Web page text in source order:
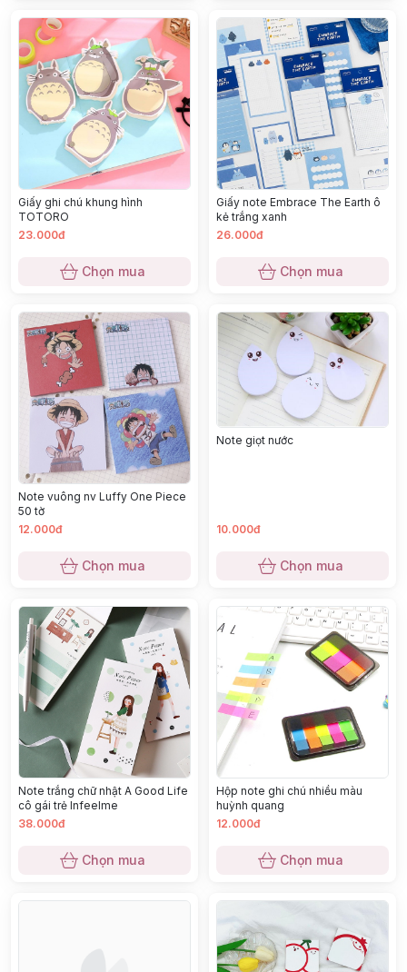
Giấy ghi chú khung hình
TOTORO
23.000đ
Chọn mua
Giấy note Embrace The Earth ô
kẻ trắng xanh
26.000đ
Chọn mua
Note vuông nv Luffy One Piece
50 tờ
12.000đ
Chọn mua
Note giọt nước
10.000đ
Chọn mua
Note trắng chữ nhật A Good Life
cô gái trẻ Infeelme
38.000đ
Chọn mua
Hộp note ghi chú nhiều màu
huỳnh quang
12.000đ
Chọn mua